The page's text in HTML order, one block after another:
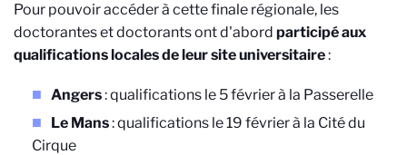
Pour pouvoir accéder à cette finale régionale, les
doctorantes et doctorants ont d'abord participé aux
qualifications locales de leur site universitaire:
Angers: qualifications le 5 février à la Passerelle
Le Mans: qualifications le 19 février à la Cité du
Cirque